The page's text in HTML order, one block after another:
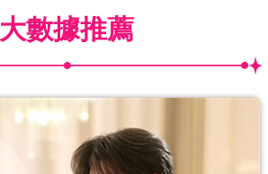
大數據推薦